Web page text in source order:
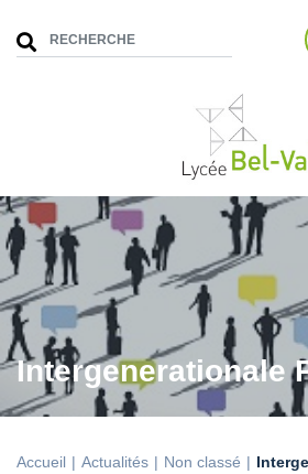
Intergenerationale
Accueil Actualités Non classé